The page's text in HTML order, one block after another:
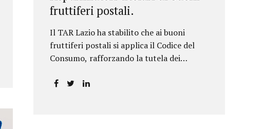
fruttiferi postali.
Il TAR Lazio ha stabilito che ai buoni
fruttiferi postali si applica il Codice del
Consumo, rafforzando la tutela dei
possibilità di ottenere risarcimenti per chi